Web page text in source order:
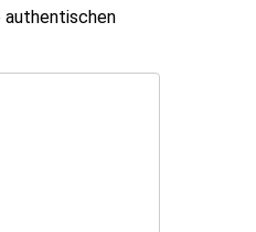
authentischen